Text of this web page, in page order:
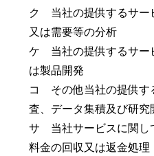
ク 当社の提供するサー
又は需要等の分析
ケ 当社の提供するサー
は製品開発
コ その他当社の提供す
査、データ集積及び研究
サ 当社サービスに関し
料金の回収又は返金処理